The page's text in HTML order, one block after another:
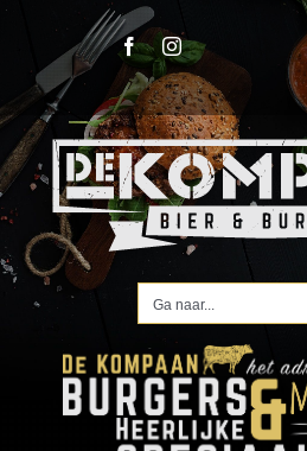
Ga
inhoud
FacebookInstagram
Ga naar...